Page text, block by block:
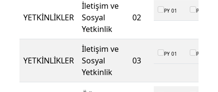
YETKİNLİKLER
İletişim ve
Sosyal
Yetkinlik
02
PY 01 PY 02
YETKİNLİKLER
İletişim ve
Sosyal
Yetkinlik
03
PY 01 PY 02